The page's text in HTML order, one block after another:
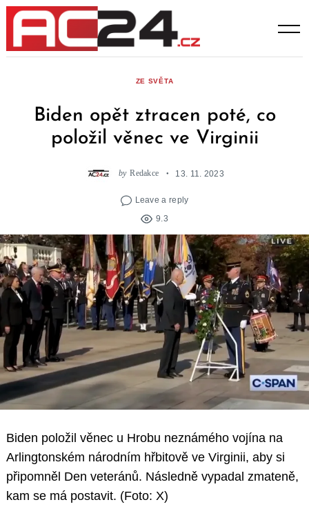
Skip
content
ZE SVĚTA
Biden opět ztracen poté, co
položil věnec ve Virginii
by Redakce 13. 11. 2023
Leave a reply
9.3
Biden položil věnec u Hrobu neznámého vojína na
Arlingtonském národním hřbitově ve Virginii, aby si
připomněl Den veteránů. Následně vypadal zmateně,
kam se má postavit. (Foto: X)